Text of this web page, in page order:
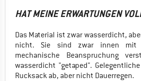
HAT MEINE ERWARTUNGEN
Das Material ist zwar wasserdicht,
nicht. Sie sind zwar innen mit
mechanische Beanspruchung
wasserdicht "getaped".
Rucksack ab, aber nicht Dauerregen.